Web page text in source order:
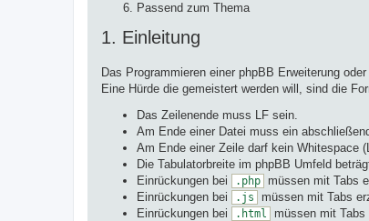
Passend zum Thema
1. Einleitung
Das Programmieren einer phpBB Erweiterung
Eine Hürde die gemeistert werden will, sind die
Das Zeilenende muss LF sein.
Am Ende einer Datei muss ein
Am Ende einer Zeile darf kein Whitespace
Die Tabulatorbreite im phpBB Umfeld
Einrückungen bei
.php
müssen mit Tabs
Einrückungen bei
.js
müssen mit Tabs
Einrückungen bei
.html
müssen mit Tabs